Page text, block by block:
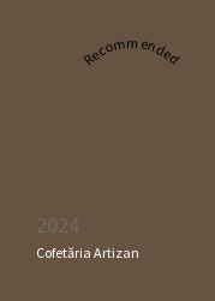
Recommended
2024
Cofetăria Artizan